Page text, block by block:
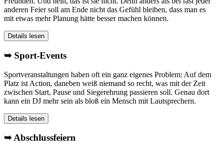
anderen Feier soll am Ende nicht das Gefühl bleiben, dass man es
mit etwas mehr Planung hätte besser machen können.
Details lesen
➥ Sport-Events
Sportveranstaltungen haben oft ein ganz eigenes Problem: Auf dem
Platz ist Action, daneben weiß niemand so recht, was mit der Zeit
zwischen Start, Pause und Siegerehrung passieren soll. Genau dort
kann ein DJ mehr sein als bloß ein Mensch mit Lautsprechern.
Details lesen
➥ Abschlussfeiern